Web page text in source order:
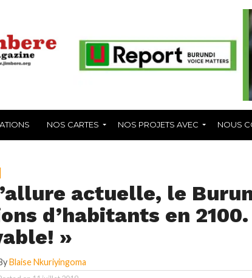
NOS CARTES NOS PROJETS AVEC NOUS
actuelle, le
d’habitants en 2100.
»
Blaise Nkuriyingoma